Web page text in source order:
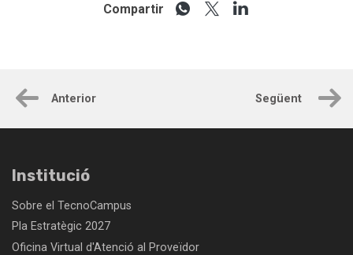
Compartir
Anterior Següent
Institució
Sobre el TecnoCampus
Pla Estratègic 2027
Oficina Virtual d'Atenció al Proveïdor